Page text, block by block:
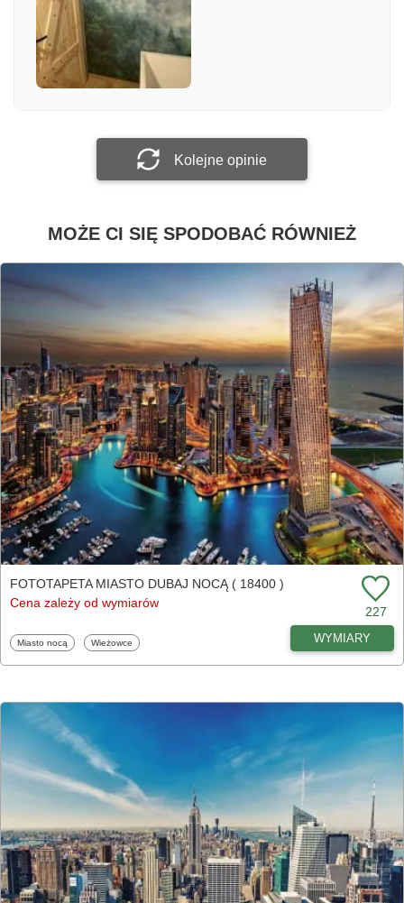
Załącz zdjęcie
Kolejne opinie
MOŻE CI SIĘ SPODOBAĆ RÓWNIEŻ
FOTOTAPETA MIASTO DUBAJ NOCĄ ( 18400 )
Cena zależy od wymiarów
227
Fototapety
Miasto nocą Fototapety
Wieżowce WYMIARY